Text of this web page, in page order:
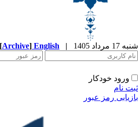
|
English
[ Archive
عبور